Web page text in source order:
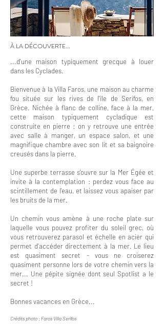
À LA DÉCOUVERTE...
...d'une maison typiquement grecque à louer
dans les Cyclades.
Bienvenue à la Villa Faros, une maison au charme
fou située sur les rives de l'île de Serifos, en
Grèce. Nichée à flanc de colline, face à la mer,
cette maison typiquement cycladique est
construite en pierre : on y retrouve une entrée
avec salle à manger, un espace salon, et une
magnifique chambre avec son lit et sa baignoire
creusés dans la pierre.
Une superbe terrasse s'ouvre sur la Mer Égée et
invite à la contemplation : perdez vous face au
scintillement de l'eau, et laissez vous apaiser par
les bruits de la mer.
Un chemin vous amène à une roche plate sur
laquelle vous pouvez profiter du soleil grec, où
vous retrouverez parasol et échelle en acier qui
permet d'accéder directement à la mer. Le lieu
est quasiment secret - vous ne croiserez
quasiment personne lors de votre chemin vers la
mer... Une pépite signée dont seul Spotlist a le
secret !
Bonnes vacances en Grèce...
Crédits photo : Faros Villa Serifos